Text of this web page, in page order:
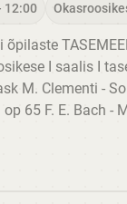
12:00
I saalis I
M. Clementi -
65 F. E. Bach -